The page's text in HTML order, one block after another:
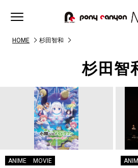
HOME 杉田智和
杉田智
ANIME MOVIE